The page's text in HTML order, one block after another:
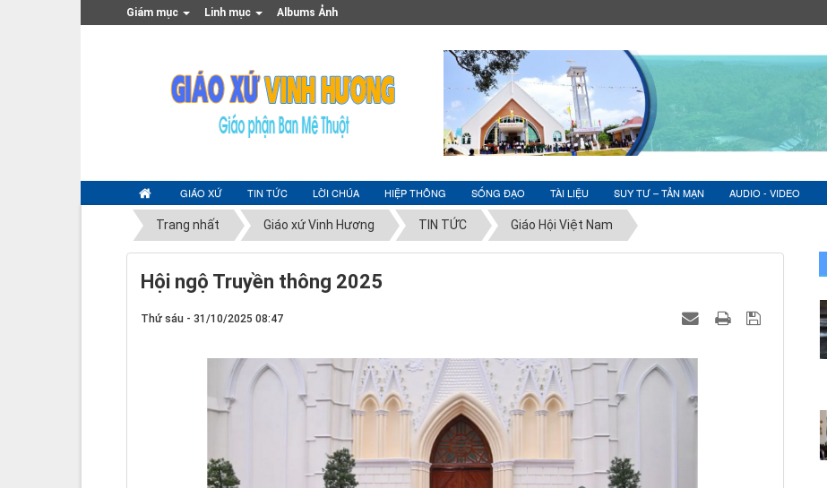
Giám mục Linh mục Albums Ảnh
GIÁO XỨ TIN TỨC LỜI CHÚA HIỆP THÔNG SỐNG ĐẠO TÀI LIỆU SUY TƯ – TẢN MẠN AUDIO - VIDEO
Trang nhất Giáo xứ Vinh Hương TIN TỨC Giáo Hội Việt Nam
Hội ngộ Truyền thông 2025
Thứ sáu - 31/10/2025 08:47